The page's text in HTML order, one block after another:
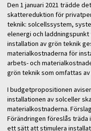
Den 1 januari 2021 trädde
skattereduktion för
teknik: solcellssystem,
elenergi och
installation av grön teknik
materialkostnaderna för
arbets- och
grön teknik som omfattas
I budgetpropositionen
installationen av solceller
materialkostnaderna.
Förändringen föreslås träda
ett sätt att stimulera